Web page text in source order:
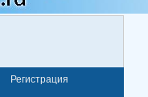
Регистрация